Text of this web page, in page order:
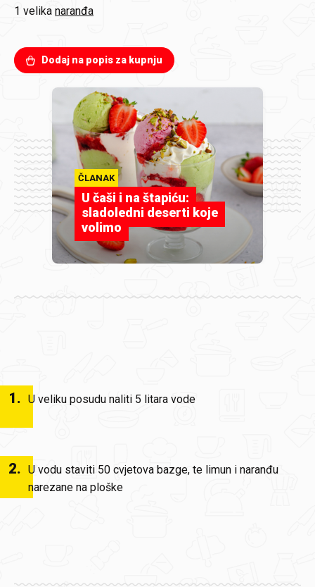
1 velika naranđa
Dodaj na popis za kupnju
ČLANAK
U čaši i na štapiću:
sladoledni deserti koje
volimo
1. U veliku posudu naliti 5 litara vode
2. U vodu staviti 50 cvjetova bazge, te limun i naranđu
narezane na ploške